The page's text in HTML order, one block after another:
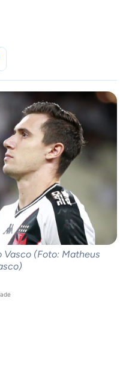
Vasco (Foto: Matheus